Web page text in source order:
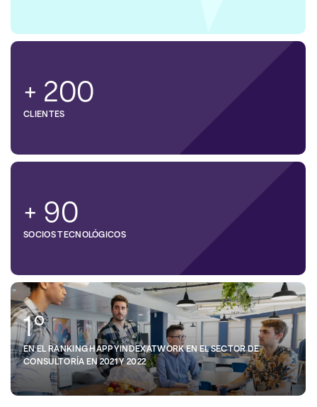
+ 200
CLIENTES
+ 90
SOCIOS TECNOLÓGICOS
1º
EN EL RANKING HAPPYINDEXATWORK EN EL SECTOR DE
CONSULTORÍA EN 2021 Y 2022